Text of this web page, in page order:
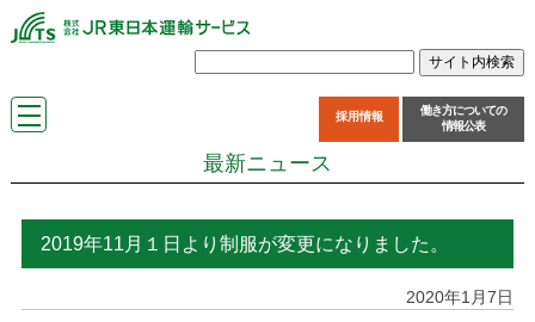
採用情報
働き方についての
情報公表
最新ニュース
2019年11月１日より制服が変更になりました。
2020年1月7日